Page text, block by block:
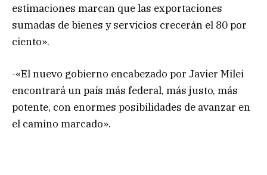
estimaciones marcan que las exportaciones
sumadas de bienes y servicios crecerán el 80 por
ciento».
-«El nuevo gobierno encabezado por Javier Milei
encontrará un país más federal, más justo, más
potente, con enormes posibilidades de avanzar en
el camino marcado».